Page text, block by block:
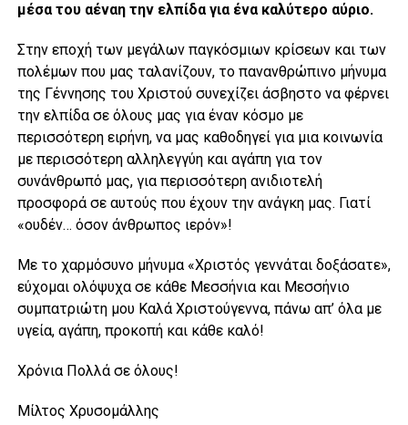
μέσα του αέναη την ελπίδα για ένα καλύτερο αύριο.
Στην εποχή των μεγάλων παγκόσμιων κρίσεων και των
πολέμων που μας ταλανίζουν, το πανανθρώπινο μήνυμα
της Γέννησης του Χριστού συνεχίζει άσβηστο να φέρνει
την ελπίδα σε όλους μας για έναν κόσμο με
περισσότερη ειρήνη, να μας καθοδηγεί για μια κοινωνία
με περισσότερη αλληλεγγύη και αγάπη για τον
συνάνθρωπό μας, για περισσότερη ανιδιοτελή
προσφορά σε αυτούς που έχουν την ανάγκη μας. Γιατί
«ουδέν… όσον άνθρωπος ιερόν»!
Με το χαρμόσυνο μήνυμα «Xριστός γεννάται δοξάσατε»,
εύχομαι ολόψυχα σε κάθε Μεσσήνια και Μεσσήνιο
συμπατριώτη μου Καλά Χριστούγεννα, πάνω απ’ όλα με
υγεία, αγάπη, προκοπή και κάθε καλό!
Χρόνια Πολλά σε όλους!
Μίλτος Χρυσομάλλης